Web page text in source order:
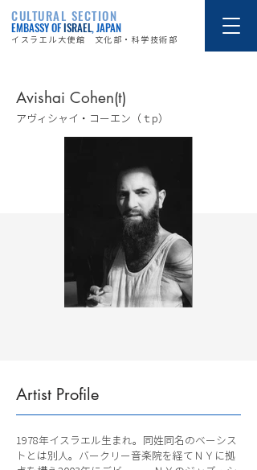
CULTURAL SECTION
EMBASSY OFISRAEL, JAPAN
イスラエル大使館 文化部・科学技術部
Avishai Cohen(t)
アヴィシャイ・コーエン（ｔp）
Artist Profile
1978年イスラエル生まれ。同姓同名のベーシス
トとは別人。バークリー音楽院を経てＮＹに拠